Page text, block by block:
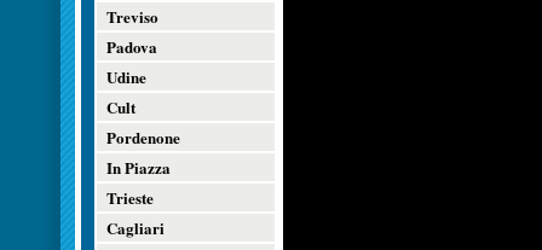
Treviso
Padova
Udine
Cult
Pordenone
In Piazza
Trieste
Cagliari